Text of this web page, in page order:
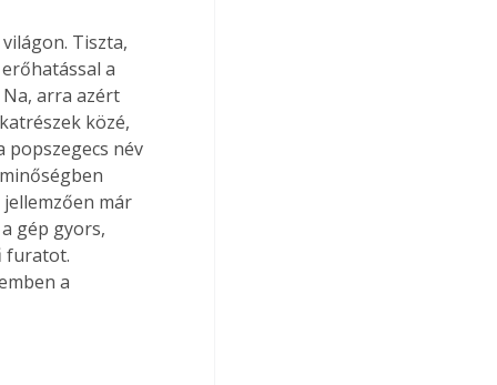
Tiszta,
a
arra azért
közé,
popszegecs név
már
gép gyors,
furatot.
a